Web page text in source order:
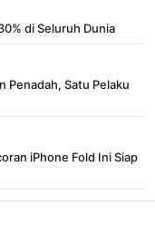
di Seluruh Dunia
Penadah, Satu Pelaku
iPhone Fold Ini Siap